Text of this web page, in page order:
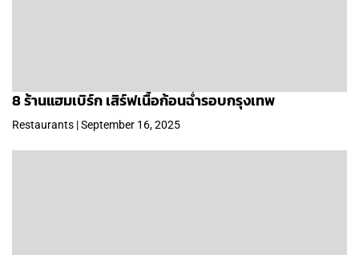
8 ร้านแฮมเบิร์ก เสิร์ฟเนื้อก้อนฉ่ำรอบกรุงเทพ
Restaurants | September 16, 2025